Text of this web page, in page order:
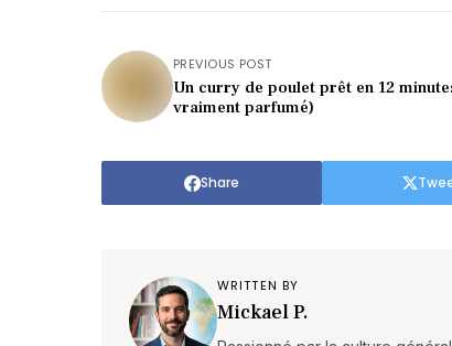
PREVIOUS POST
Un curry de poulet prêt en 12
vraiment parfumé)
Share
WRITTEN BY
Mickael P.